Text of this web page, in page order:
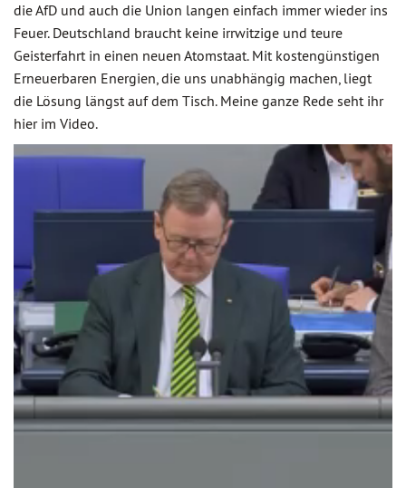
die AfD und auch die Union langen einfach immer wieder ins
Feuer. Deutschland braucht keine irrwitzige und teure
Geisterfahrt in einen neuen Atomstaat. Mit kostengünstigen
Erneuerbaren Energien, die uns unabhängig machen, liegt
die Lösung längst auf dem Tisch. Meine ganze Rede seht ihr
hier im Video.